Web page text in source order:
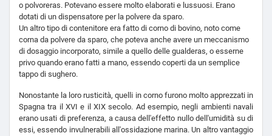
o polvoreras. Potevano essere molto elaborati e lussuosi. Erano
dotati di un dispensatore per la polvere da sparo.
Un altro tipo di contenitore era fatto di corno di bovino, noto come
corna da polvere da sparo, che poteva anche avere un meccanismo
di dosaggio incorporato, simile a quello delle gualderas, o esserne
privo quando erano fatti a mano, essendo coperti da un semplice
tappo di sughero.
Nonostante la loro rusticità, quelli in corno furono molto apprezzati in
Spagna tra il XVI e il XIX secolo. Ad esempio, negli ambienti navali
erano usati di preferenza, a causa dell'effetto nullo dell'umidità su di
essi, essendo invulnerabili all'ossidazione marina. Un altro vantaggio